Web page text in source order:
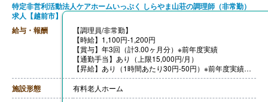
特定非営利活動法人ケアホームいっぷく しらやま山荘の調理師（非常勤）
求人【越前市】
給与・報酬
【調理員/非常勤】
【時給】1,100円-1,200円
【賞与】年3回（計3.00ヶ月分）※前年度実績
【通勤手当】あり（上限15,000円/月）
【昇給】あり（1時間あたり30円-50円）※前年度実績
【退職金】なし
施設形態 有料老人ホーム